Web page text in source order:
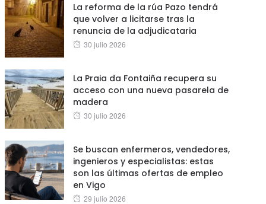
La reforma de la rúa Pazo tendrá
que volver a licitarse tras la
renuncia de la adjudicataria
Posted
30 julio 2026
La Praia da Fontaiña recupera su
acceso con una nueva pasarela de
madera
Posted
30 julio 2026
Se buscan enfermeros, vendedores,
ingenieros y especialistas: estas
son las últimas ofertas de empleo
en Vigo
Posted
29 julio 2026